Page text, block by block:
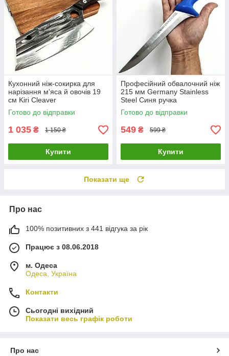
Кухонний ніж-сокирка для
нарізання м'яса й овочів 19
см Kiri Cleaver
Готово до відправки
1 035 ₴ 1 150 ₴
Купити
Професійний обвалочний ніж
215 мм Germany Stainless
Steel Синя ручка
Готово до відправки
549 ₴ 599 ₴
Купити
Показати ще
Про нас
100% позитивних з 441 відгука за рік
Працює з 08.06.2018
м. Одеса
Одеса, Україна
Контакти
Сьогодні вихідний
Показати весь графік роботи
Про нас